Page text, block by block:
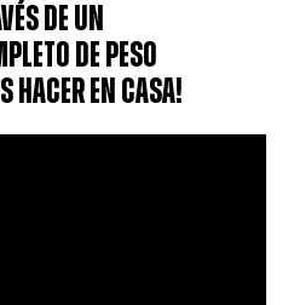
DE UN
DE PESO
HACER EN CASA!